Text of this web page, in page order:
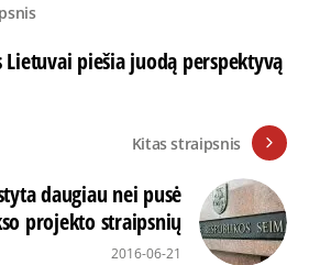
piešia juodą perspektyvą
Kitas straipsnis
daugiau nei pusė
projekto straipsnių
2016-06-21